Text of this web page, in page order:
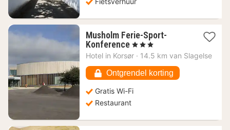
Musholm Ferie-Sport-
Konference 1
nacht
99,69
€
, 3 Sterren
Hotel in Korsør · 14.5 km van Slagelse
Ontgrendel korting
Gratis Wi-Fi
Restaurant